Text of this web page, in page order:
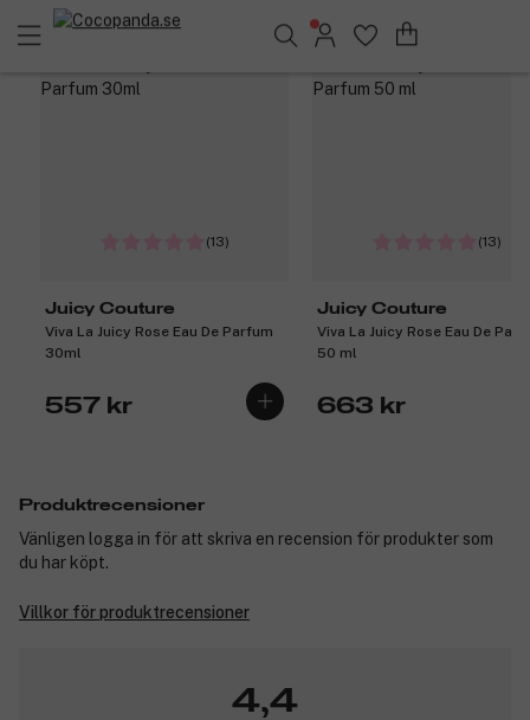
Sök bland 25.380 produkter..
Få 56 kr bonus
(13)
Juicy Couture
Viva La Juicy Rose Eau De Parfum
30ml
557 kr
(13)
Juicy Couture
Viva La Juicy Rose Eau De
50 ml
663 kr
Produktrecensioner
Vänligen logga in för att skriva en recension för produkter som
du har köpt.
Villkor för produktrecensioner
4,4